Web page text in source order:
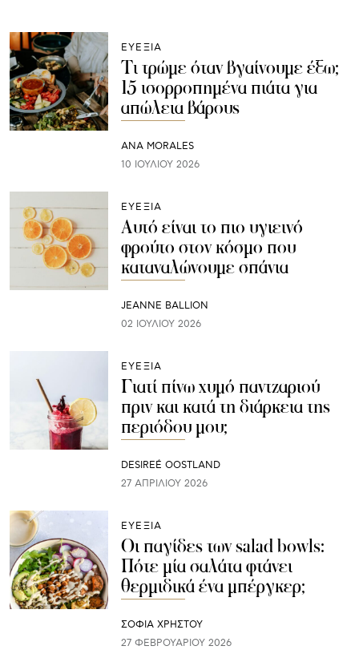
ΕΥΕΞΙΑ
Τι τρώμε όταν βγαίνουμε έξω;
15 ισορροπημένα πιάτα για
απώλεια βάρους
ANA MORALES
10 ΙΟΥΛΊΟΥ 2026
ΕΥΕΞΙΑ
Αυτό είναι το πιο υγιεινό
φρούτο στον κόσμο που
καταναλώνουμε σπάνια
JEANNE BALLION
02 ΙΟΥΛΊΟΥ 2026
ΕΥΕΞΙΑ
Γιατί πίνω χυμό παντζαριού
πριν και κατά τη διάρκεια της
περιόδου μου;
DESIREÉ OOSTLAND
27 ΑΠΡΙΛΊΟΥ 2026
ΕΥΕΞΙΑ
Οι παγίδες των salad bowls:
Πότε μία σαλάτα φτάνει
θερμιδικά ένα μπέργκερ;
ΣΟΦΙΑ ΧΡΗΣΤΟΥ
27 ΦΕΒΡΟΥΑΡΊΟΥ 2026